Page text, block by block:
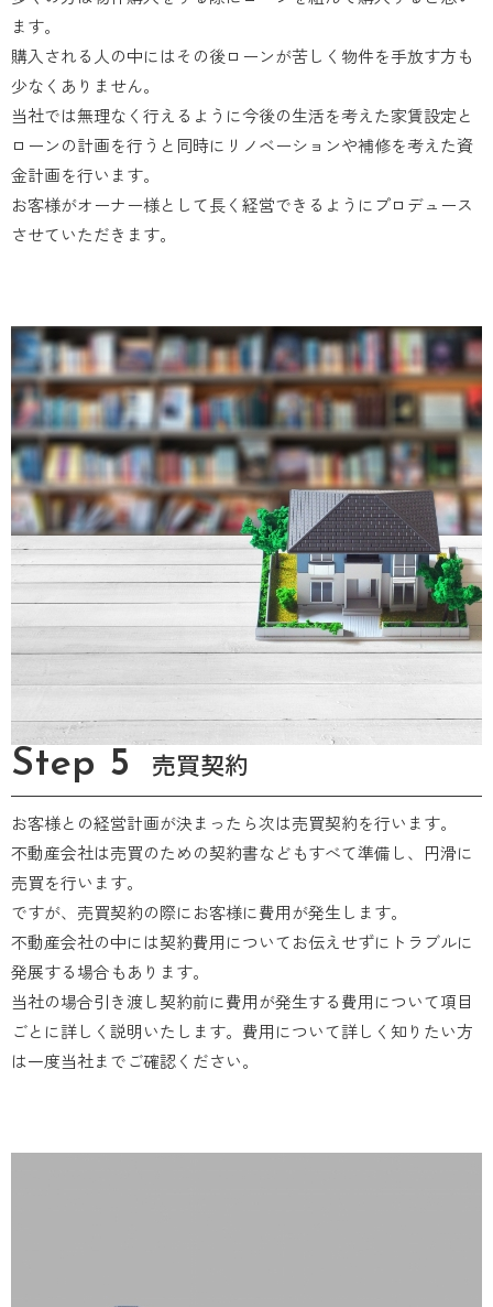
ます。
購入される人の中にはその後ローンが苦しく物件を手放す方も
少なくありません。
当社では無理なく行えるように今後の生活を考えた家賃設定と
ローンの計画を行うと同時にリノベーションや補修を考えた資
金計画を行います。
お客様がオーナー様として長く経営できるようにプロデュース
させていただきます。
Step 5 売買契約
お客様との経営計画が決まったら次は売買契約を行います。
不動産会社は売買のための契約書などもすべて準備し、円滑に
売買を行います。
ですが、売買契約の際にお客様に費用が発生します。
不動産会社の中には契約費用についてお伝えせずにトラブルに
発展する場合もあります。
当社の場合引き渡し契約前に費用が発生する費用について項目
ごとに詳しく説明いたします。費用について詳しく知りたい方
は一度当社までご確認ください。